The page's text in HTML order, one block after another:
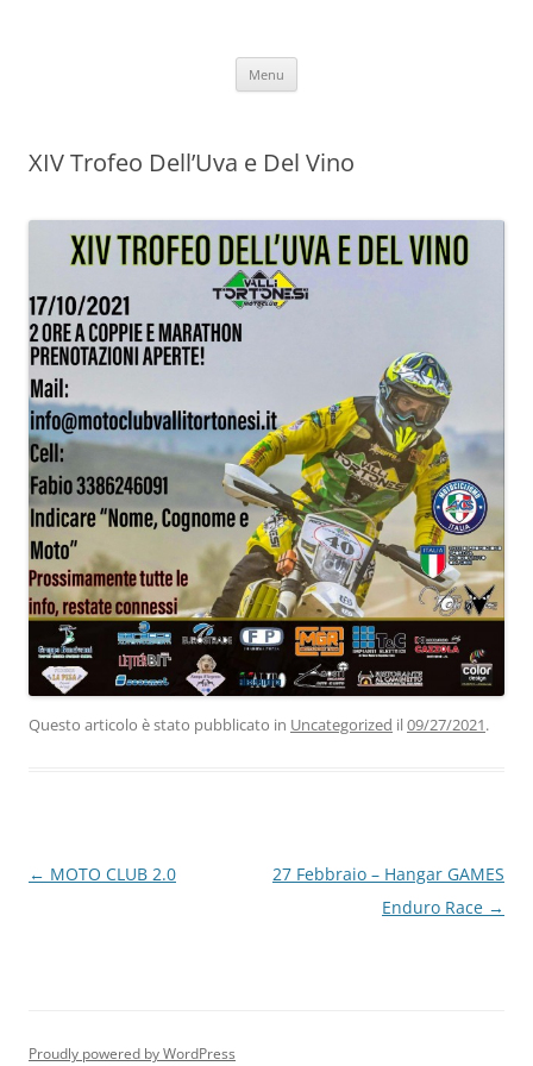
Menu
XIV Trofeo Dell’Uva e Del Vino
Questo articolo è stato pubblicato in Uncategorized il09/27/2021.
Navigazione
← MOTO CLUB 2.0
27 Febbraio – Hangar GAMES
Enduro Race →
Proudly powered by WordPress